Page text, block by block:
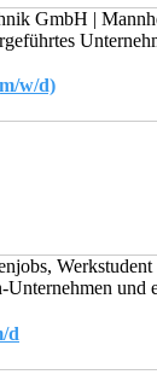
GmbH |
w/d)
Werkstudent
d